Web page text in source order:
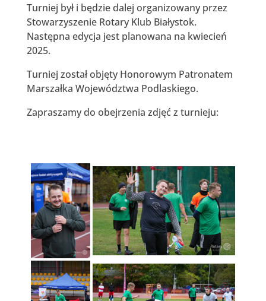
Turniej był i będzie dalej organizowany przez
Stowarzyszenie Rotary Klub Białystok.
Następna edycja jest planowana na kwiecień
2025.
Turniej został objęty Honorowym Patronatem
Marszałka Województwa Podlaskiego.
Zapraszamy do obejrzenia zdjęć z turnieju: